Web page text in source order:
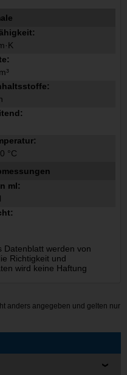
°C
ml:
Datenblatt werden von
Richtigkeit und
wird keine Haftung
anders angegeben und gelten nur